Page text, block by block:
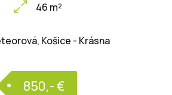
46 m²
Košice - Krásna
850,- €